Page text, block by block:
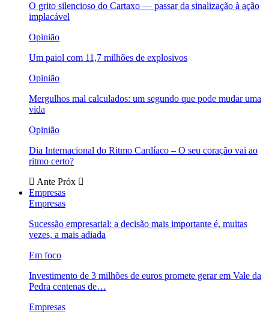
O grito silencioso do Cartaxo — passar da sinalização à ação
implacável
Opinião
Um paiol com 11,7 milhões de explosivos
Opinião
Mergulhos mal calculados: um segundo que pode mudar uma
vida
Opinião
Dia Internacional do Ritmo Cardíaco – O seu coração vai ao
ritmo certo?
Ante Próx
Empresas
Empresas
Sucessão empresarial: a decisão mais importante é, muitas
vezes, a mais adiada
Em foco
Investimento de 3 milhões de euros promete gerar em Vale da
Pedra centenas de…
Empresas